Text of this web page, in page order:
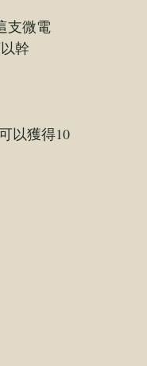
支微電
幹
以獲得10